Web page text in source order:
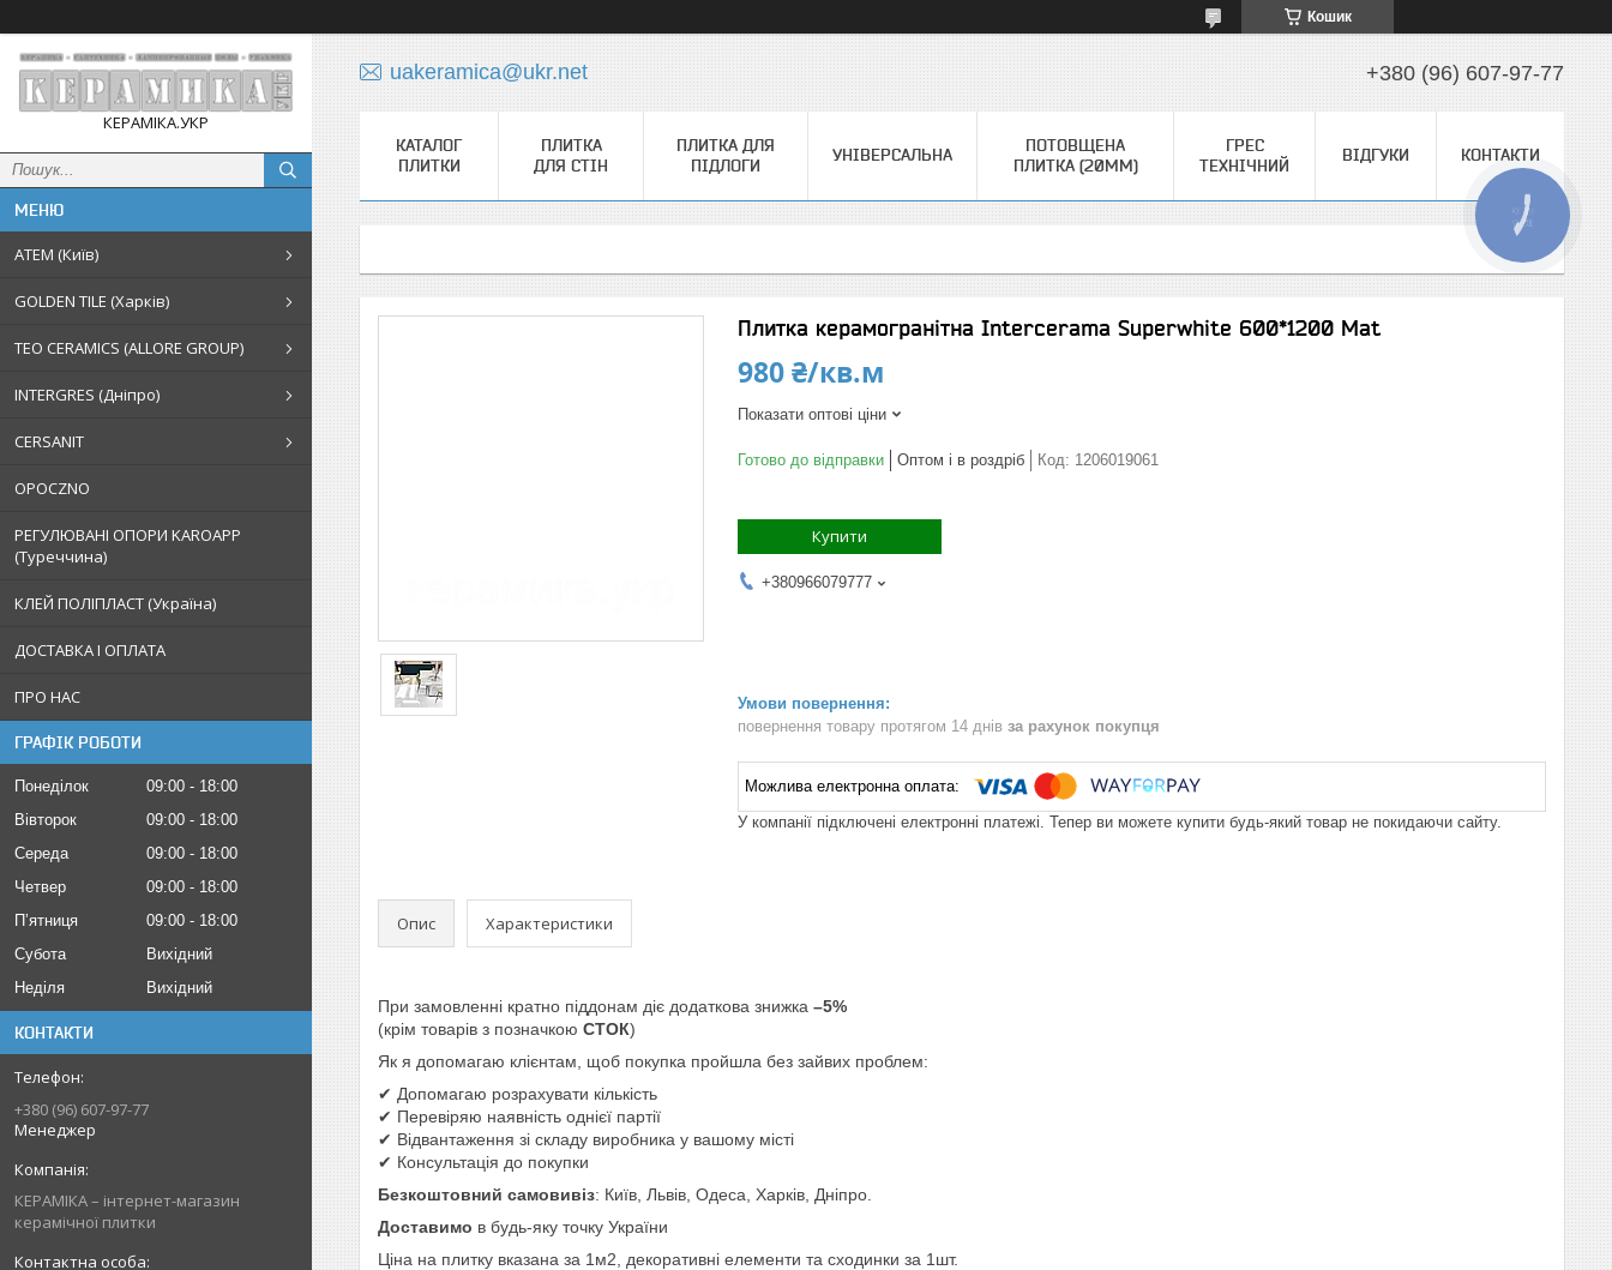
Кошик
КЕРАМІКА.УКР
АТЕМ (Київ)
GOLDEN TILE (Харків)
TEO CERAMICS (ALLORE GROUP)
INTERGRES (Дніпро)
CERSANIT
OPOCZNO
РЕГУЛЮВАНІ ОПОРИ KAROAPP
(Туреччина)
КЛЕЙ ПОЛІПЛАСТ (Україна)
ДОСТАВКА І ОПЛАТА
ПРО НАС
ГРАФІК РОБОТИ
Понеділок 09:00
18:00
Вівторок
09:00
18:00
Середа
09:00
18:00
Четвер
09:00
18:00
Пʼятниця
09:00
18:00
Субота
Вихідний
Неділя
Вихідний
КОНТАКТИ
+380 (96) 607-97-77
Менеджер
КЕРАМІКА – інтернет-магазин
керамічної плитки
uakeramica@ukr.net +380 (96) 607-97-77
КАТАЛОГ
ПЛИТКИ
ПЛИТКА
ДЛЯ СТІН
ПЛИТКА ДЛЯ
ПІДЛОГИ
УНІВЕРСАЛЬНА
ПОТОВЩЕНА
ПЛИТКА (20ММ)
ГРЕС
ТЕХНІЧНИЙ
ВІДГУКИ КОНТАКТИ
Плитка керамогранітна Intercerama Superwhite 600*1200 Mat
980 ₴/кв.м
Показати оптові ціни
Готово до відправки Оптом і в роздріб Код: 1206019061
Купити
+380966079777
повернення товару протягом 14 днів за рахунок покупця
У компанії підключені електронні платежі. Тепер ви можете купити будь-який товар не покидаючи сайту.
Опис Характеристики
При замовленні кратно піддонам діє додаткова знижка –5%
(крім товарів з позначкою СТОК)
Як я допомагаю клієнтам, щоб покупка пройшла без зайвих проблем:
✔ Допомагаю розрахувати кількість
✔ Перевіряю наявність однієї партії
✔ Відвантаження зі складу виробника у вашому місті
✔ Консультація до покупки
Безкоштовний самовивіз: Київ, Львів, Одеса, Харків, Дніпро.
Доставимо в будь-яку точку України
Ціна на плитку вказана за 1м2, декоративні елементи та сходинки за 1шт.
КНОПКА
ЗВ'ЯЗКУ